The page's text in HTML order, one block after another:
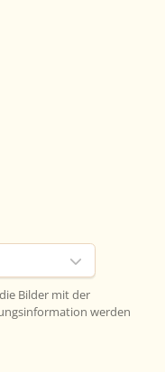
Bilder mit der
werden